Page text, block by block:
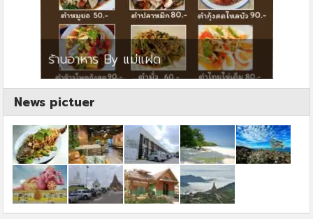
ร้านอาหาร By แม่แฝด
News pictuer